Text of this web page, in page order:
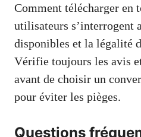
Comment télécharger en
utilisateurs s’interrogent
disponibles et la légalité
Vérifie toujours les avis
avant de choisir un
pour éviter les pièges.
Questions